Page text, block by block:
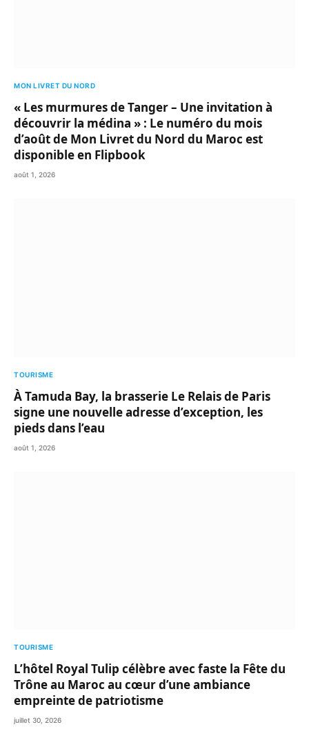
MON LIVRET DU NORD
« Les murmures de Tanger – Une invitation à
découvrir la médina » : Le numéro du mois
d’août de Mon Livret du Nord du Maroc est
disponible en Flipbook
août 1, 2026
TOURISME
À Tamuda Bay, la brasserie Le Relais de Paris
signe une nouvelle adresse d’exception, les
pieds dans l’eau
août 1, 2026
TOURISME
L’hôtel Royal Tulip célèbre avec faste la Fête du
Trône au Maroc au cœur d’une ambiance
empreinte de patriotisme
juillet 30, 2026